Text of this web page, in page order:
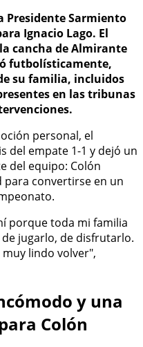
Presidente Sarmiento
Ignacio Lago. El
cancha de Almirante
futbolísticamente,
su familia, incluidos
en las tribunas
personal, el
del empate 1-1 y dejó un
del equipo: Colón
para convertirse en un
porque toda mi familia
de jugarlo, de disfrutarlo.
lindo volver",
y una
Colón